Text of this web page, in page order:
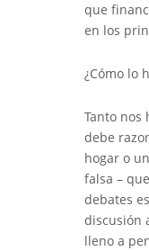
que
en los
¿Cómo lo
Tanto nos
debe
hogar o
falsa –
debates
discusión
lleno a